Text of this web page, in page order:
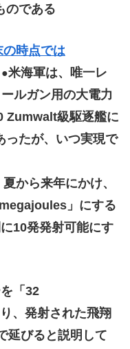
のである
時点では
●米海軍は、唯一レ
ールガン用の大電力
Zumwalt級駆逐艦に
ったが、いつ実現で
から来年にかけ、
」にする
10発発射可能にす
「32
、発射された飛翔
延びると説明して